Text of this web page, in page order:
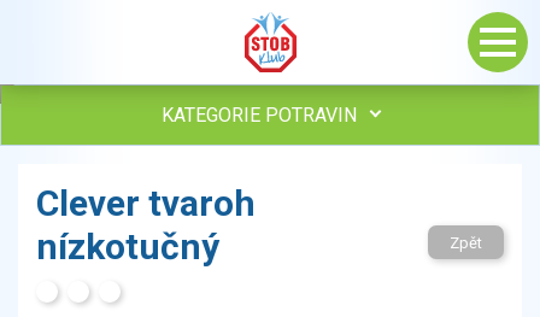
KATEGORIE POTRAVIN
Vejce
Mléko
Sýry
Clever tvaroh
nízkotučný
Zpět